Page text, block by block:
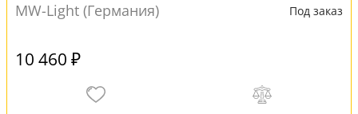
MW-Light (Германия) Под заказ
10 460 ₽